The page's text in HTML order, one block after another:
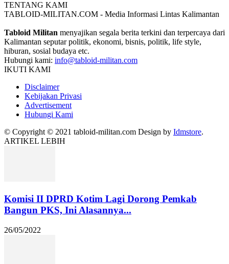
TENTANG KAMI
TABLOID-MILITAN.COM - Media Informasi Lintas Kalimantan
Tabloid Militan menyajikan segala berita terkini dan terpercaya dari
Kalimantan seputar politik, ekonomi, bisnis, politik, life style,
hiburan, sosial budaya etc.
Hubungi kami: info@tabloid-militan.com
IKUTI KAMI
Disclaimer
Kebijakan Privasi
Advertisement
Hubungi Kami
© Copyright © 2021 tabloid-militan.com Design by Idmstore.
ARTIKEL LEBIH
Komisi II DPRD Kotim Lagi Dorong Pemkab
Bangun PKS, Ini Alasannya...
26/05/2022